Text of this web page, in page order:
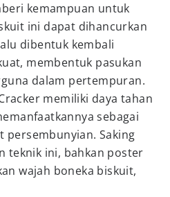
kemampuan untuk
ini dapat dihancurkan
dibentuk kembali
membentuk pasukan
dalam pertempuran.
memiliki daya tahan
sebagai
persembunyian. Saking
teknik ini, bahkan poster
wajah boneka biskuit,